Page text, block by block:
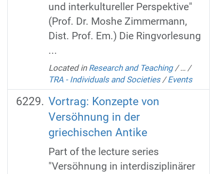
und interkultureller Perspektive"
(Prof. Dr. Moshe Zimmermann,
Dist. Prof. Em.) Die Ringvorlesung
...
Located in Research and Teaching /… /
TRA - Individuals and Societies /Events
Vortrag: Konzepte von
Versöhnung in der
griechischen Antike
Part of the lecture series
"Versöhnung in interdisziplinärer